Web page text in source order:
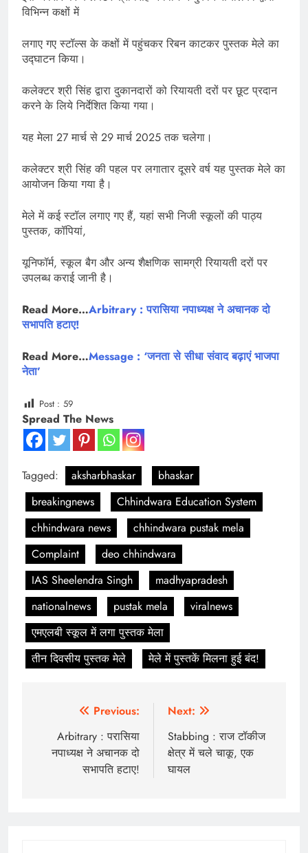
विभिन्न कक्षों में
लगाए गए स्टॉल्स के कक्षों में पहुंचकर रिबन काटकर पुस्तक मेले का
उद्घाटन किया।
कलेक्टर श्री सिंह द्वारा दुकानदारों को रियायती दरों पर छूट प्रदान
करने के लिये निर्देशित किया गया।
यह मेला 27 मार्च से 29 मार्च 2025 तक चलेगा।
कलेक्टर श्री सिंह की पहल पर लगातार दूसरे वर्ष यह पुस्तक मेले का
आयोजन किया गया है।
मेले में कई स्टॉल लगाए गए हैं, यहां सभी निजी स्कूलों की पाठ्य
पुस्तक, कॉपियां,
यूनिफॉर्म, स्कूल बैग और अन्य शैक्षणिक सामग्री रियायती दरों पर
उपलब्ध कराई जानी है।
Read More…Arbitrary : परासिया नपाध्यक्ष ने अचानक दो
सभापति हटाए!
Read More…Message : ‘जनता से सीधा संवाद बढ़ाएं भाजपा
नेता’
Post : 59
Spread The News
Tagged: aksharbhaskar
bhaskar
breakingnews
Chhindwara Education System
chhindwara news
chhindwara pustak mela
Complaint
deo chhindwara
IAS Sheelendra Singh
madhyapradesh
nationalnews
pustak mela
viralnews
एमएलबी स्कूल में लगा पुस्तक मेला
तीन दिवसीय पुस्तक मेले
मेले में पुस्तकें मिलना हुई बंद!
navigation
Previous:
Arbitrary : परासिया
नपाध्यक्ष ने अचानक दो
सभापति हटाए!
Next:
Stabbing : राज टॉकीज
क्षेत्र में चले चाकू, एक
घायल